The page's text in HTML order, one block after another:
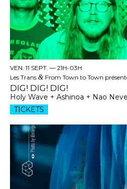
VEN. 11 SEPT. — 21H-03H
Les Trans & From Town to Town
DIG! DIG! DIG!
Holy Wave + Ashinoa + Nao
TICKETS